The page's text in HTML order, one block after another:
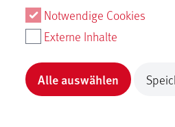
Inhalt
Parkplatz
Hayingen
Notwendige Cookies
Externe Inhalte
Alle auswählen